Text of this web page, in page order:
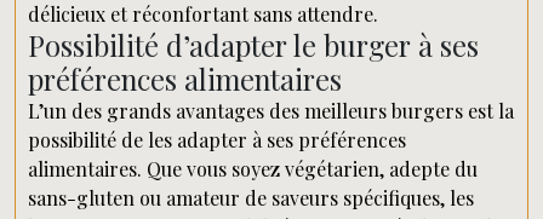
délicieux et réconfortant sans attendre.
Possibilité d’adapter le burger à ses
préférences alimentaires
L’un des grands avantages des meilleurs burgers est la
possibilité de les adapter à ses préférences
alimentaires. Que vous soyez végétarien, adepte du
sans-gluten ou amateur de saveurs spécifiques, les